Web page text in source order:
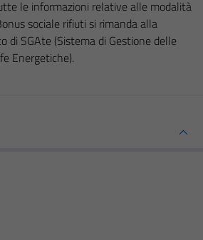
le informazioni relative alle modalità
sociale rifiuti si rimanda alla
di SGAte (Sistema di Gestione delle
Energetiche).